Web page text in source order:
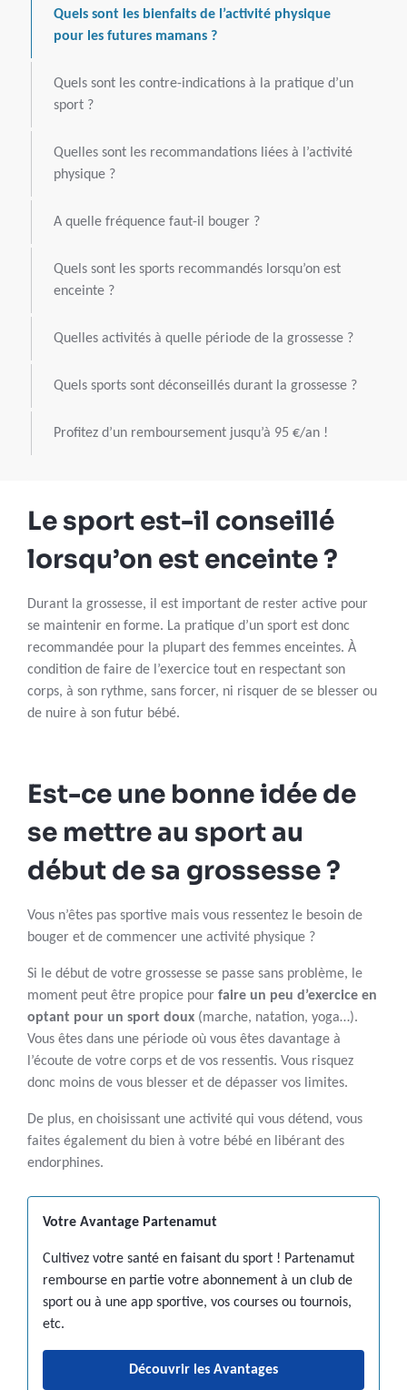
Quels sont les bienfaits de l’activité physique
pour les futures mamans ?
Quels sont les contre-indications à la pratique d’un
sport ?
Quelles sont les recommandations liées à l’activité
physique ?
A quelle fréquence faut-il bouger ?
Quels sont les sports recommandés lorsqu’on est
enceinte ?
Quelles activités à quelle période de la grossesse ?
Quels sports sont déconseillés durant la grossesse ?
Profitez d’un remboursement jusqu’à 95 €/an !
Le sport est-il conseillé
lorsqu’on est enceinte ?
Durant la grossesse, il est important de rester active pour
se maintenir en forme. La pratique d’un sport est donc
recommandée pour la plupart des femmes enceintes. À
condition de faire de l’exercice tout en respectant son
corps, à son rythme, sans forcer, ni risquer de se blesser ou
de nuire à son futur bébé.
Est-ce une bonne idée de
se mettre au sport au
début de sa grossesse ?
Vous n’êtes pas sportive mais vous ressentez le besoin de
bouger et de commencer une activité physique ?
Si le début de votre grossesse se passe sans problème, le
moment peut être propice pour faire un peu d’exercice en
optant pour un sport doux (marche, natation, yoga…).
Vous êtes dans une période où vous êtes davantage à
l’écoute de votre corps et de vos ressentis. Vous risquez
donc moins de vous blesser et de dépasser vos limites.
De plus, en choisissant une activité qui vous détend, vous
faites également du bien à votre bébé en libérant des
endorphines.
Votre Avantage Partenamut
Cultivez votre santé en faisant du sport ! Partenamut
rembourse en partie votre abonnement à un club de
sport ou à une app sportive, vos courses ou tournois,
etc.
Découvrir les Avantages